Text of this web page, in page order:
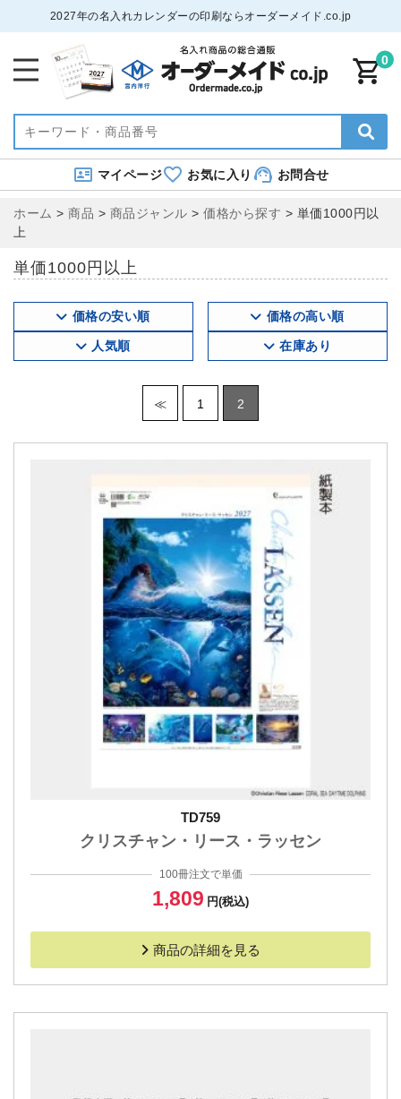
2027年の名入れカレンダーの印刷ならオーダーメイド.co.jp
0
マイページ お気に入り お問合せ
ホーム > 商品 > 商品ジャンル > 価格から探す > 単価1000円以
上
単価1000円以上
価格の安い順 価格の高い順
人気順 在庫あり
≪ 1 2
TD759
クリスチャン・リース・ラッセン
100冊注文で単価
1,809 円(税込)
商品の詳細を見る